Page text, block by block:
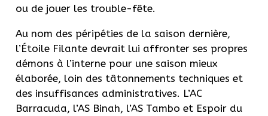
ou de jouer les trouble-fête.
Au nom des péripéties de la saison dernière,
l’Étoile Filante devrait lui affronter ses propres
démons à l’interne pour une saison mieux
élaborée, loin des tâtonnements techniques et
des insuffisances administratives. L’AC
Barracuda, l’AS Binah, l’AS Tambo et Espoir du